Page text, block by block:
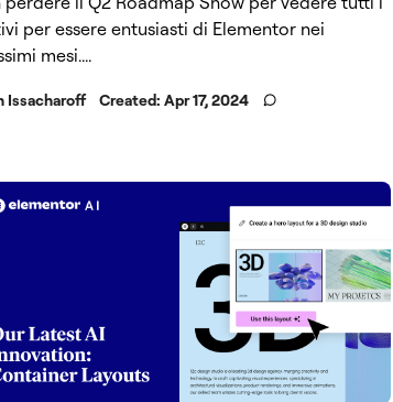
per essere entusiasti di Elementor nei
mesi....
Issacharoff Created: Apr 17, 2024